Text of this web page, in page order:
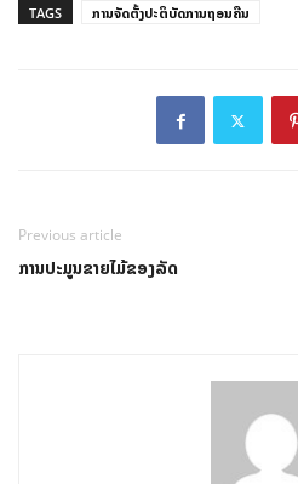
TAGS ການຈັດຕັ້ງປະຕິບັດການຖອນຄືນ
Previous article
ການປະມູນຂາຍໄມ້ຂອງລັດ